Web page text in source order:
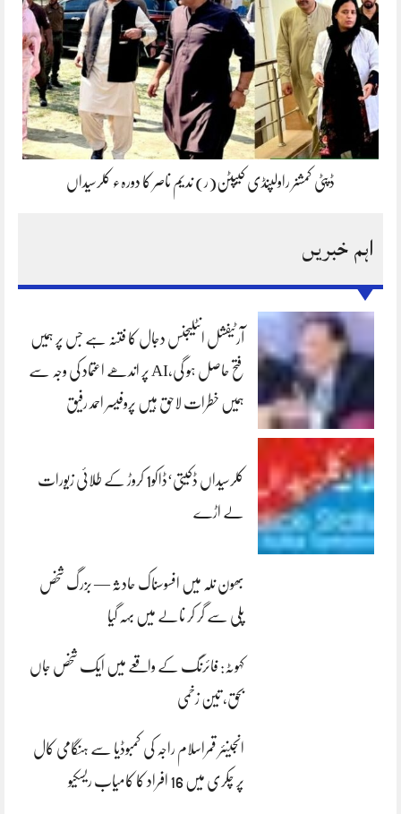
ڈپٹی کمشنر راولپنڈی کیپٹن(ر) ندیم ناصر کا دورہء کلرسیداں
اہم خبریں
آرٹیفشل انٹلیجنس دجال کا فتنہ ہے جس پر ہمیں
فتح حاصل ہو گی،AI پر اندھے اعتماد کی وجہ سے
ہمیں خطرات لاحق ہیں پروفیسر احمد رفیق
کلرسیداں ڈکیتی‘ڈاکو1 کروڑ کے طلائی زیورات
لے اڑے
بھون نلہ میں افسوسناک حادثہ — بزرگ شخص
پلی سے گر کر نالے میں بہہ گیا
کہوٹہ: فائرنگ کے واقعے میں ایک شخص جاں
بحق، تین زخمی
انجینئر قمراسلام راجہ کی کمبوڈیا سے ہنگامی کال
پر چکری میں 16 افراد کا کامیاب ریسکیو